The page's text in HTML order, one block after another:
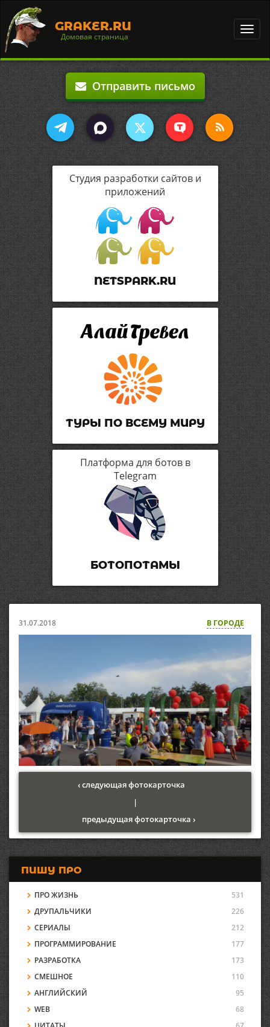
GRAKER.RU
Домовая страница
Отправить письмо
Студия разработки сайтов и
приложений
NETSPARK.RU
ТУРЫ ПО ВСЕМУ МИРУ
Платформа для ботов в
Telegram
БОТОПОТАМЫ
31.07.2018 В ГОРОДЕ
‹ следующая фотокарточка
|
предыдущая фотокарточка ›
ПИШУ ПРО
ПРО ЖИЗНЬ
531
ДРУПАЛЬЧИКИ
226
СЕРИАЛЫ
212
ПРОГРАММИРОВАНИЕ
177
РАЗРАБОТКА
173
СМЕШНОЕ
110
АНГЛИЙСКИЙ
95
WEB
68